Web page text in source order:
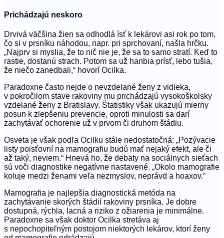
Prichádzajú neskoro
Drvivá väčšina žien sa odhodlá ísť k lekárovi asi rok po tom,
čo si v prsníku náhodou, napr. pri sprchovaní, našla hrčku.
„Najprv si myslia, že to nič nie je, že sa to samo stratí. Keď to
rastie, dostanú strach. Potom sa už hanbia prísť, lebo tušia,
že niečo zanedbali,“ hovorí Ocilka.
Paradoxne často nejde o nevzdelané ženy z vidieka,
v pokročilom stave rakoviny mu prichádzajú vysokoškolsky
vzdelané ženy z Bratislavy. Štatistiky však ukazujú mierny
posun k zlepšeniu prevencie, oproti minulosti sa darí
zachytávať ochorenie už v prvom či druhom štádiu.
Osveta je však podľa Ocilku stále nedostatočná: „Pozývacie
listy poisťovní na mamografiu budú mať nejaký efekt, ale či
až taký, neviem.“ Hnevá ho, že debaty na sociálnych sieťach
sú voči diagnostike negatívne nastavené. „Okolo mamografie
koluje medzi ženami veľa nezmyslov, neprávd a hoaxov.“
Mamografia je najlepšia diagnostická metóda na
zachytávanie skorých štádií rakoviny prsníka. Je dobre
dostupná, rýchla, lacná a riziko z ožiarenia je minimálne.
Paradoxne sa však doktor Ocilka stretáva aj
s nepochopiteľným postojom niektorých lekárov, ktorí ženy